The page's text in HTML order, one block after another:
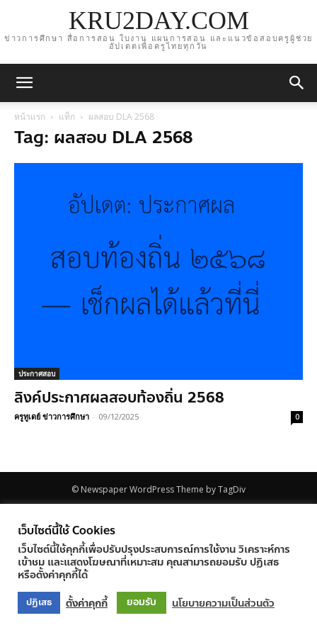
KRU2DAY.COM
ข่าวการศึกษา สื่อการสอน ใบงาน แผนการสอน และแนวข้อสอบครูผู้ช่วย
อัปเดตเพื่อครูไทยทุกวัน
หน้าแรก แท็ก ผลสอบ DLA 2568
Tag: ผลสอบ DLA 2568
ประกาศสอบ
ลิงค์ประกาศผลสอบท้องถิ่น 2568
ครูทูเดย์ ข่าวการศึกษา - 09/12/2025 0
© Newspaper WordPress Theme by TagDiv
เว็บไซต์นี้ใช้ Cookies
เว็บไซต์นี้ใช้คุกกี้เพื่อปรับปรุงประสบการณ์การใช้งาน วิเคราะห์การ
เข้าชม และแสดงโฆษณาที่เหมาะสม คุณสามารถยอมรับ ปฏิเสธ
หรือตั้งค่าคุกกี้ได้
ปฏิเสธ ตั้งค่าคุกกี้ ยอมรับ นโยบายความเป็นส่วนตัว